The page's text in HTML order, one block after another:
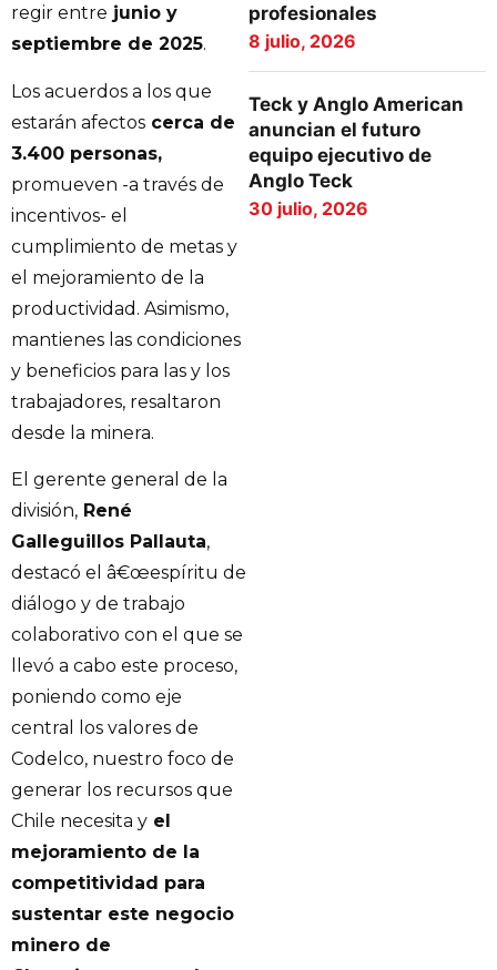
regir entre junio y
septiembre de 2025.
Los acuerdos a los que
estarán afectos cerca de
3.400 personas,
promueven -a través de
incentivos- el
cumplimiento de metas y
el mejoramiento de la
productividad. Asimismo,
mantienes las condiciones
y beneficios para las y los
trabajadores, resaltaron
desde la minera.
El gerente general de la
división, René
Galleguillos Pallauta,
destacó el â€œespíritu de
diálogo y de trabajo
colaborativo con el que se
llevó a cabo este proceso,
poniendo como eje
central los valores de
Codelco, nuestro foco de
generar los recursos que
Chile necesita y el
mejoramiento de la
competitividad para
sustentar este negocio
minero de
profesionales
8 julio, 2026
Teck y Anglo American
anuncian el futuro
equipo ejecutivo de
Anglo Teck
30 julio, 2026